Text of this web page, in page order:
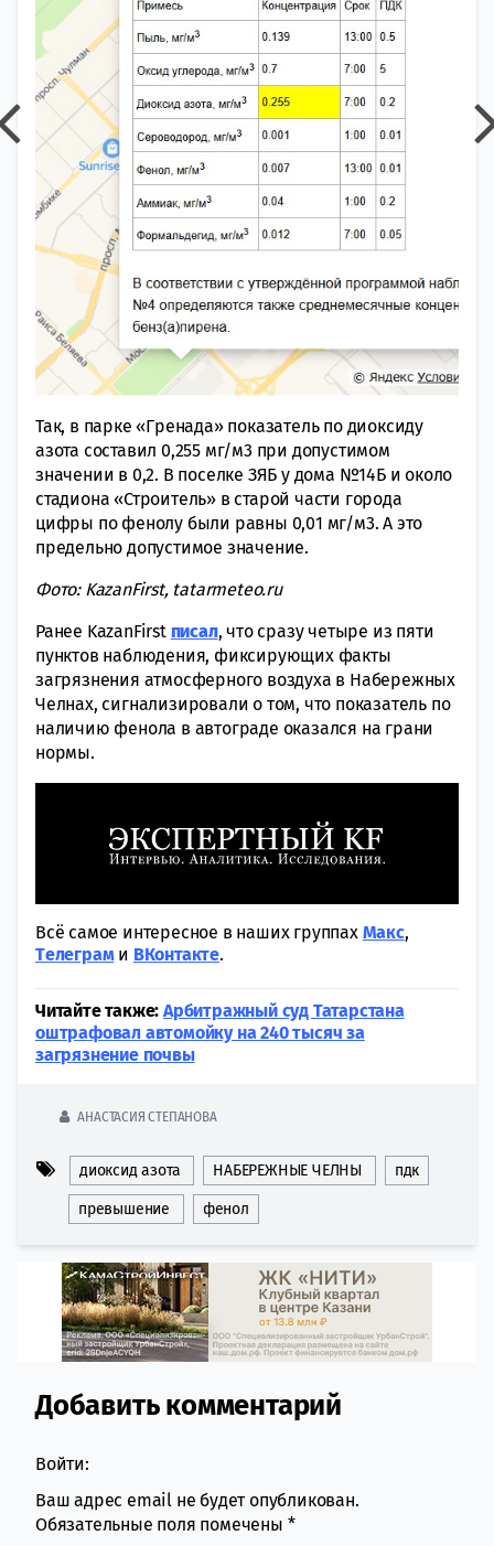
Так, в парке «Гренада» показатель по диоксиду
азота составил 0,255 мг/м3 при допустимом
значении в 0,2. В поселке ЗЯБ у дома №14Б и около
стадиона «Строитель» в старой части города
цифры по фенолу были равны 0,01 мг/м3. А это
предельно допустимое значение.
Фото: KazanFirst, tatarmeteo.ru
Ранее KazanFirst писал, что сразу четыре из пяти
пунктов наблюдения, фиксирующих факты
загрязнения атмосферного воздуха в Набережных
Челнах, сигнализировали о том, что показатель по
наличию фенола в автограде оказался на грани
нормы.
Всё самое интересное в наших группах Макс,
Tелеграми ВКонтакте.
Читайте также: Арбитражный суд Татарстана
оштрафовал автомойку на 240 тысяч за
загрязнение почвы
АНАСТАСИЯ СТЕПАНОВА
диоксид азота НАБЕРЕЖНЫЕ ЧЕЛНЫ пдк
превышение фенол
Comment section
Добавить комментарий
Войти:
Ваш адрес email не будет опубликован.
Обязательные поля помечены *